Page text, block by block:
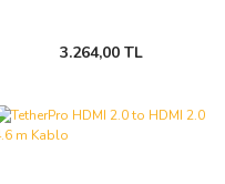
3.264,00 TL